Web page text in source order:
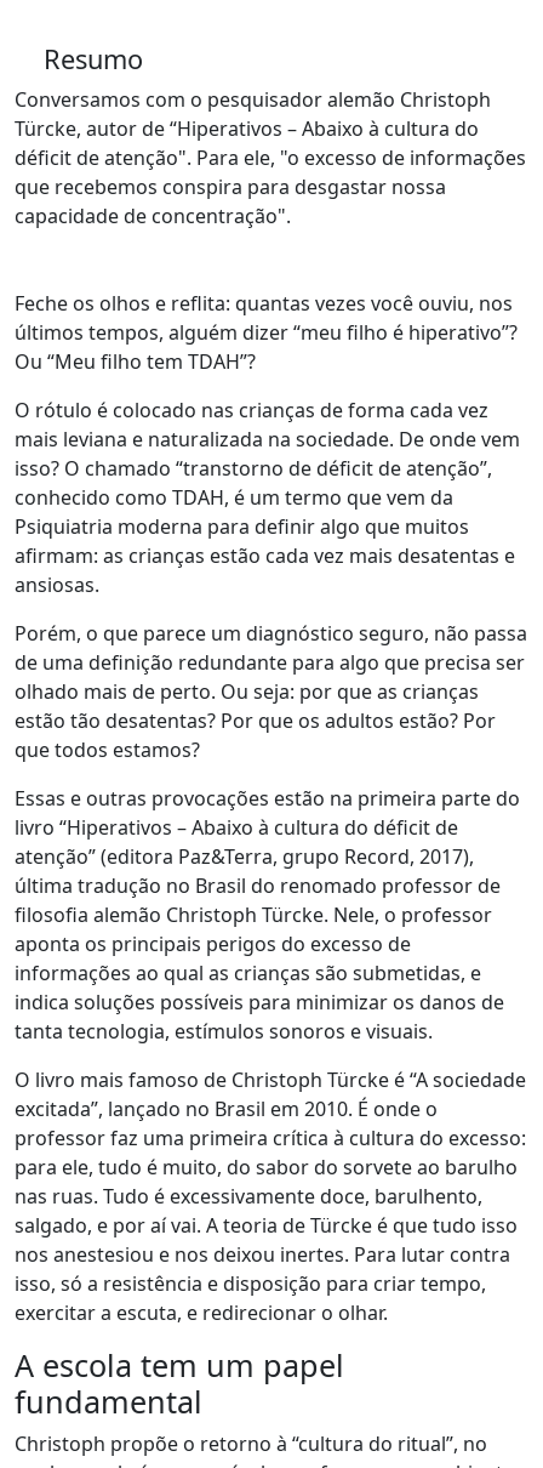
Resumo
Conversamos com o pesquisador alemão Christoph
Türcke, autor de “Hiperativos – Abaixo à cultura do
déficit de atenção". Para ele, "o excesso de informações
que recebemos conspira para desgastar nossa
capacidade de concentração".
Feche os olhos e reflita: quantas vezes você ouviu, nos
últimos tempos, alguém dizer “meu filho é hiperativo”?
Ou “Meu filho tem TDAH”?
O rótulo é colocado nas crianças de forma cada vez
mais leviana e naturalizada na sociedade. De onde vem
isso? O chamado “transtorno de déficit de atenção”,
conhecido como TDAH, é um termo que vem da
Psiquiatria moderna para definir algo que muitos
afirmam: as crianças estão cada vez mais desatentas e
ansiosas.
Porém, o que parece um diagnóstico seguro, não passa
de uma definição redundante para algo que precisa ser
olhado mais de perto. Ou seja: por que as crianças
estão tão desatentas? Por que os adultos estão? Por
que todos estamos?
Essas e outras provocações estão na primeira parte do
livro “Hiperativos – Abaixo à cultura do déficit de
atenção” (editora Paz&Terra, grupo Record, 2017),
última tradução no Brasil do renomado professor de
filosofia alemão Christoph Türcke. Nele, o professor
aponta os principais perigos do excesso de
informações ao qual as crianças são submetidas, e
indica soluções possíveis para minimizar os danos de
tanta tecnologia, estímulos sonoros e visuais.
O livro mais famoso de Christoph Türcke é “A sociedade
excitada”, lançado no Brasil em 2010. É onde o
professor faz uma primeira crítica à cultura do excesso:
para ele, tudo é muito, do sabor do sorvete ao barulho
nas ruas. Tudo é excessivamente doce, barulhento,
salgado, e por aí vai. A teoria de Türcke é que tudo isso
nos anestesiou e nos deixou inertes. Para lutar contra
isso, só a resistência e disposição para criar tempo,
exercitar a escuta, e redirecionar o olhar.
A escola tem um papel
fundamental
Christoph propõe o retorno à “cultura do ritual”, no